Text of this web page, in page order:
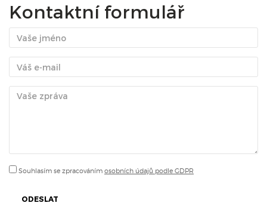
Kontaktní formulář
Souhlasím se zpracováním osobních údajů podle GDPR
ODESLAT